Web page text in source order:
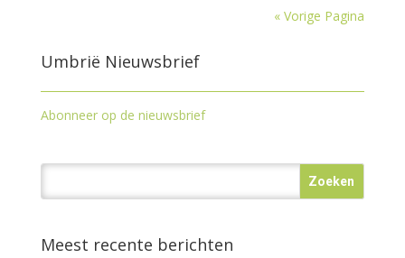
« Vorige Pagina
Umbrië Nieuwsbrief
Abonneer op de nieuwsbrief
Meest recente berichten